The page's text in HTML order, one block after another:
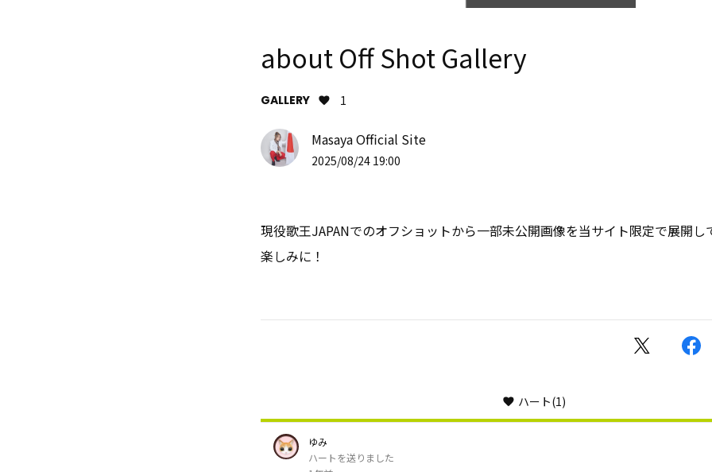
about Off Shot Gallery
GALLERY 1
Masaya Official Site
2025/08/24 19:00
現役歌王JAPANでのオフショットから一部未公開画像を当サイト限定で展開し
楽しみに！
ハート(1)
ゆみ
ハートを送りました